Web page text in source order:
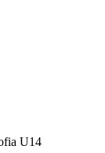
U14